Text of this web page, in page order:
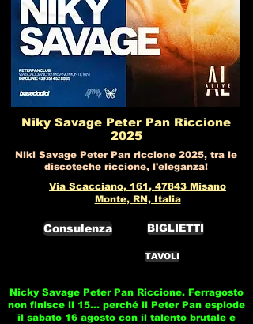
Niky Savage Peter Pan Riccione
2025
Niki Savage Peter Pan riccione 2025, tra le
discoteche riccione, l'eleganza!
Via Scacciano, 161, 47843 Misano
Monte, RN, Italia
Consulenza BIGLIETTI
TAVOLI
Nicky Savage Peter Pan Riccione. Ferragosto
non finisce il 15… perché il Peter Pan esplode
il sabato 16 agosto con il talento brutale e